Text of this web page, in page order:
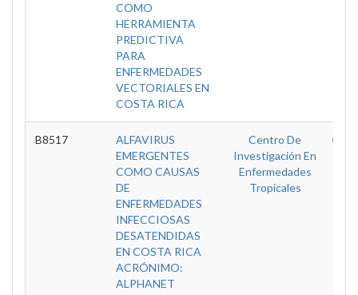
COMO
HERRAMIENTA
PREDICTIVA
PARA
ENFERMEDADES
VECTORIALES EN
COSTA RICA
B8517
ALFAVIRUS
EMERGENTES
COMO CAUSAS
DE
ENFERMEDADES
INFECCIOSAS
DESATENDIDAS
EN COSTA RICA
ACRÓNIMO:
ALPHANET
Centro De
Investigación En
Enfermedades
Tropicales